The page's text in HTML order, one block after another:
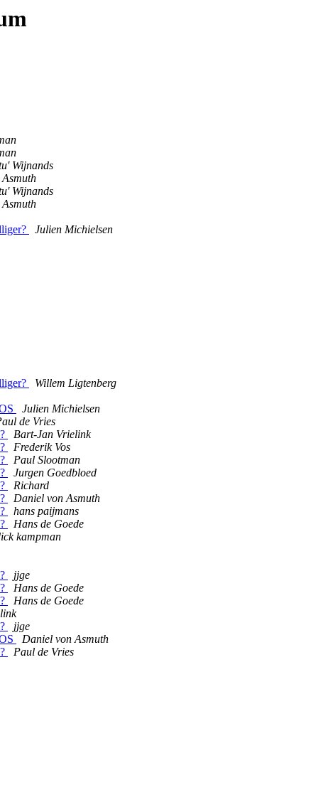
Wijnands
Wijnands
Julien Michielsen
Willem Ligtenberg
Julien Michielsen
de Vries
Bart-Jan Vrielink
Frederik Vos
Paul Slootman
Jurgen Goedbloed
Richard
Daniel von Asmuth
hans paijmans
Hans de Goede
kampman
jjge
Hans de Goede
Hans de Goede
jjge
Daniel von Asmuth
Paul de Vries